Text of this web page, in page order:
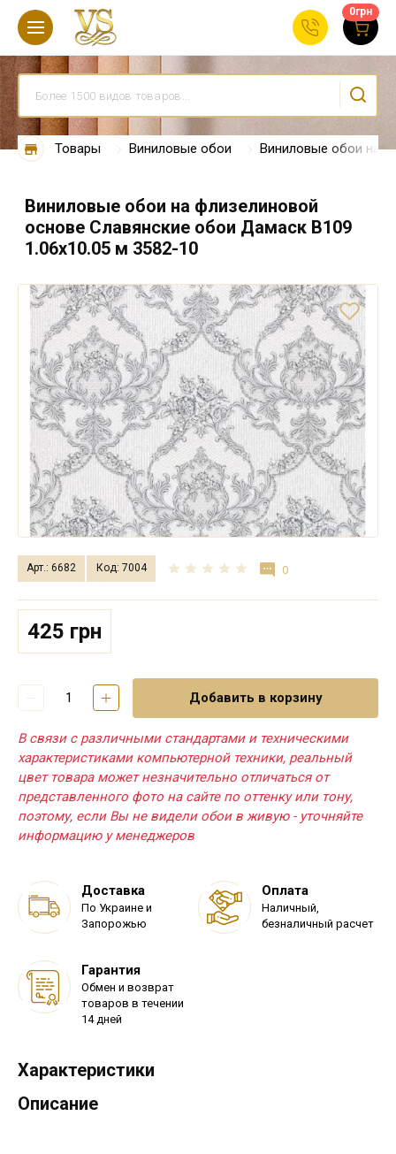
0грн
Товары Виниловые обои Виниловые обои на
Виниловые обои на флизелиновой
основе Славянские обои Дамаск В109
1.06х10.05 м 3582-10
Арт.: 6682 Код: 7004 0
425 грн
Добавить в корзину
В связи с различными стандартами и техническими
характеристиками компьютерной техники, реальный
цвет товара может незначительно отличаться от
представленного фото на сайте по оттенку или тону,
поэтому, если Вы не видели обои в живую - уточняйте
информацию у менеджеров
Доставка
По Украине и
Запорожью
Оплата
Наличный,
безналичный расчет
Гарантия
Обмен и возврат
товаров в течении
14 дней
Характеристики
Описание